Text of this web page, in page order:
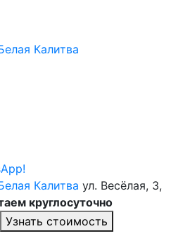
Калитва
Калитва ул. Весёлая, 3,
круглосуточно
Узнать стоимость